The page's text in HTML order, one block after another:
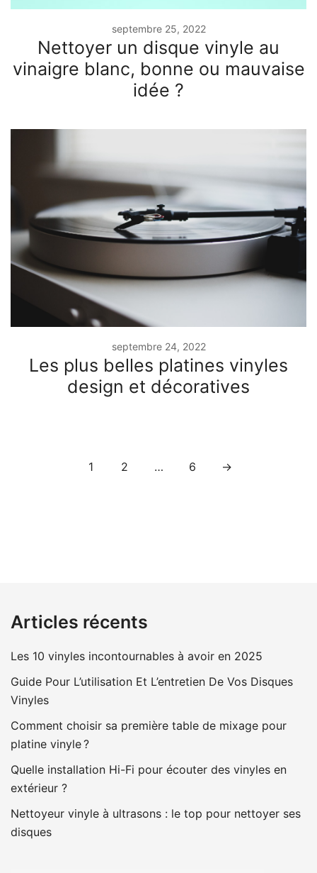
septembre 25, 2022
Nettoyer un disque vinyle au
vinaigre blanc, bonne ou mauvaise
idée ?
septembre 24, 2022
Les plus belles platines vinyles
design et décoratives
Pagination
1 2 … 6 →
Articles récents
Les 10 vinyles incontournables à avoir en 2025
Guide Pour L’utilisation Et L’entretien De Vos Disques
Vinyles
Comment choisir sa première table de mixage pour
platine vinyle ?
Quelle installation Hi-Fi pour écouter des vinyles en
extérieur ?
Nettoyeur vinyle à ultrasons : le top pour nettoyer ses
disques